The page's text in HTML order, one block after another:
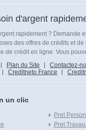
d'argent
rapidement ? Demande
des offres de crédits et
de crédit en ligne. Vous
Plan du Site Contactez-
Creditneto France
un clic
Pret
Pret